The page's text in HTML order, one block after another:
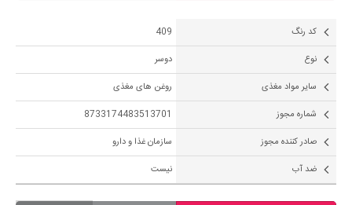
کد رنگ
409
نوع
دوسر
سایر مواد مغذی
روغن های مغذی
شماره مجوز
8733174483513701
صادر کننده مجوز
سازمان غذا و دارو
ضد آب
نیست